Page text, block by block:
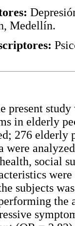
Medellín.
present
in elderly
276
social
were
subjects